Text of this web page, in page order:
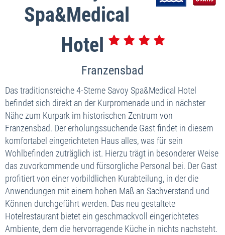
Spa&Medical
Hotel
Franzensbad
Das traditionsreiche 4-Sterne Savoy Spa&Medical Hotel
befindet sich direkt an der Kurpromenade und in nächster
Nähe zum Kurpark im historischen Zentrum von
Franzensbad. Der erholungssuchende Gast findet in diesem
komfortabel eingerichteten Haus alles, was für sein
Wohlbefinden zuträglich ist. Hierzu trägt in besonderer Weise
das zuvorkommende und fürsorgliche Personal bei. Der Gast
profitiert von einer vorbildlichen Kurabteilung, in der die
Anwendungen mit einem hohen Maß an Sachverstand und
Können durchgeführt werden. Das neu gestaltete
Hotelrestaurant bietet ein geschmackvoll eingerichtetes
Ambiente, dem die hervorragende Küche in nichts nachsteht.